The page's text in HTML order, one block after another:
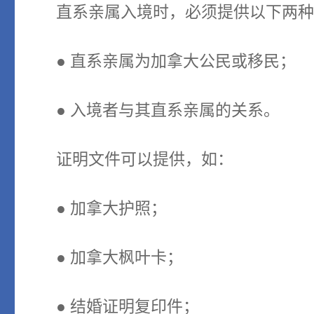
直系亲属入境时，必须提供以下两种
● 直系亲属为加拿大公民或移民；
● 入境者与其直系亲属的关系。
证明文件可以提供，如：
● 加拿大护照；
● 加拿大枫叶卡；
● 结婚证明复印件；